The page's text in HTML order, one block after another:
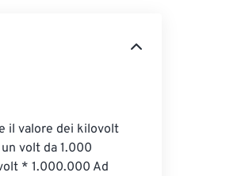
il valore dei kilovolt
volt da 1.000
* 1.000.000 Ad